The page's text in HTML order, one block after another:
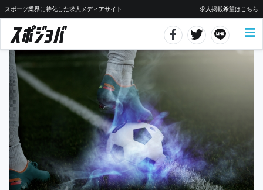
スポーツ業界に特化した求人メディアサイト 求人掲載希望はこちら